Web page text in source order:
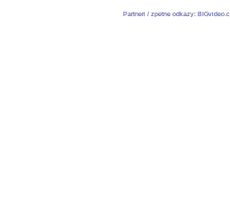
Partneri / zpetne odkazy: